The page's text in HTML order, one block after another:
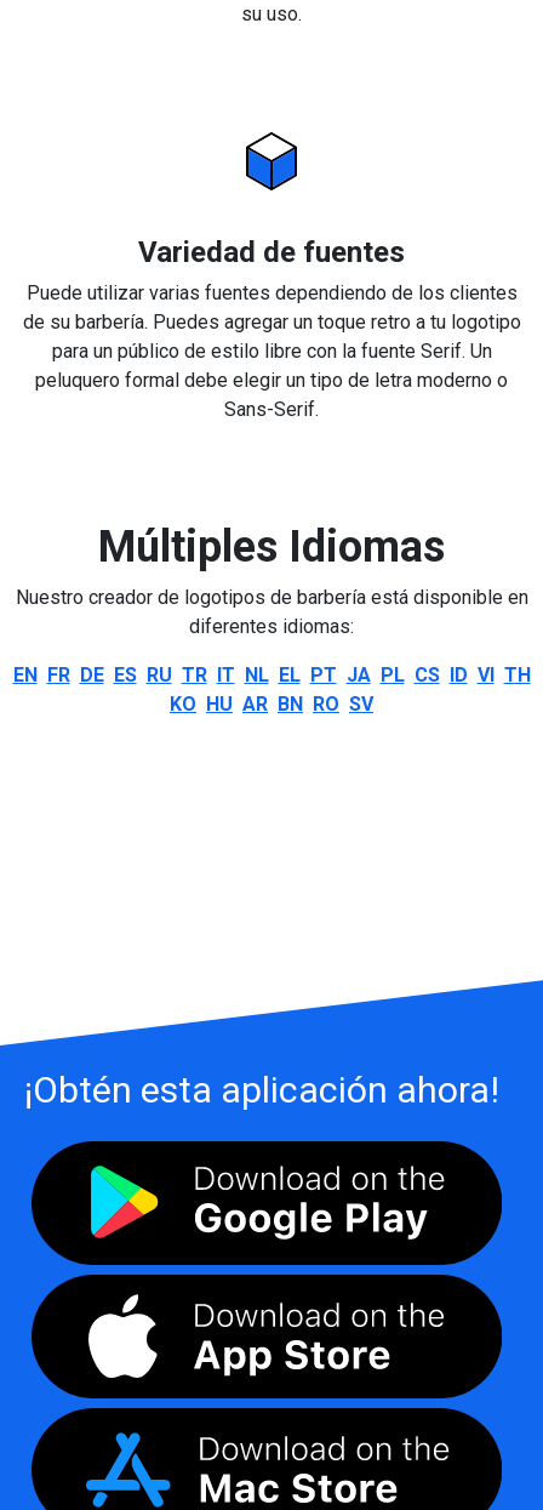
su uso.
Variedad de fuentes
Puede utilizar varias fuentes dependiendo de los clientes
de su barbería. Puedes agregar un toque retro a tu logotipo
para un público de estilo libre con la fuente Serif. Un
peluquero formal debe elegir un tipo de letra moderno o
Sans-Serif.
Múltiples Idiomas
Nuestro creador de logotipos de barbería está disponible en
diferentes idiomas:
EN FR DE ES RU TR IT NL EL PT JA PL CS ID VI TH
KO HU AR BN RO SV
¡Obtén esta aplicación ahora!